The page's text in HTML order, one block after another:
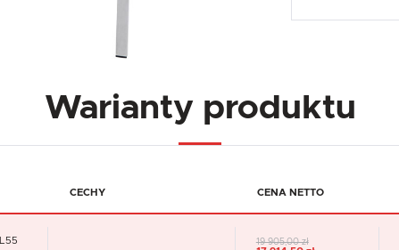
Warianty produktu
CECHY CENA NETTO
19 905,00 zł